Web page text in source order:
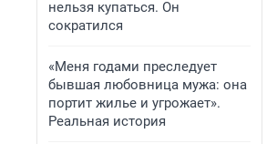
нельзя купаться. Он
сократился
«Меня годами преследует
бывшая любовница мужа: она
портит жилье и угрожает».
Реальная история